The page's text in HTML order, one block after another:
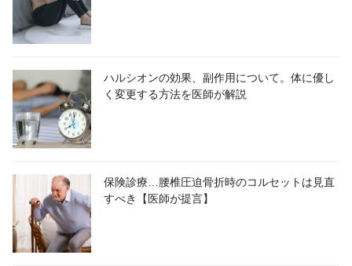
ハルシオンの効果、副作用について。体に優し
く変更する方法を医師が解説
保険診療…腰椎圧迫骨折時のコルセットは見直
すべき【医師が提言】